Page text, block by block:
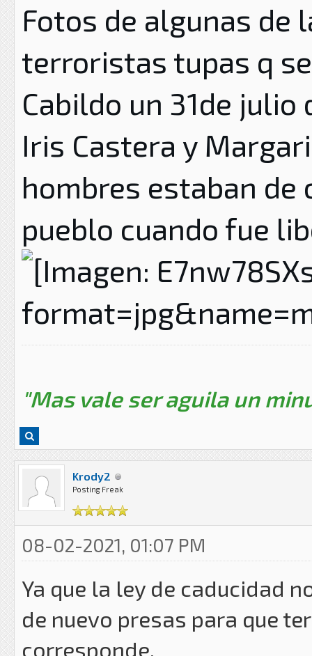
Fotos de algunas de
terroristas tupas q
Cabildo un 31de julio
Iris Castera y
hombres estaban de
pueblo cuando fue
"Mas vale ser aguila un
Krody2
Posting Freak
08-02-2021, 01:07 PM
Ya que la ley de caducidad
de nuevo presas para que
corresponde.